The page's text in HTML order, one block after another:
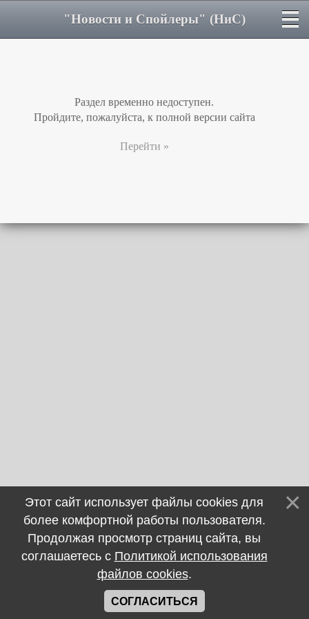
"Новости и Спойлеры" (НиС)
Раздел временно недоступен.
Пройдите, пожалуйста, к полной версии сайта
Перейти »
Этот сайт использует файлы cookies для
более комфортной работы пользователя.
Продолжая просмотр страниц сайта, вы
соглашаетесь с Политикой использования
файлов cookies.
СОГЛАСИТЬСЯ